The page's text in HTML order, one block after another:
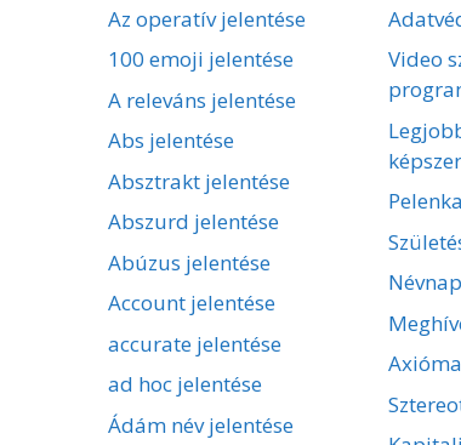
Az operatív jelentése
100 emoji jelentése
A releváns jelentése
Abs jelentése
Absztrakt jelentése
Abszurd jelentése
Abúzus jelentése
Account jelentése
accurate jelentése
ad hoc jelentése
Ádám név jelentése
Video